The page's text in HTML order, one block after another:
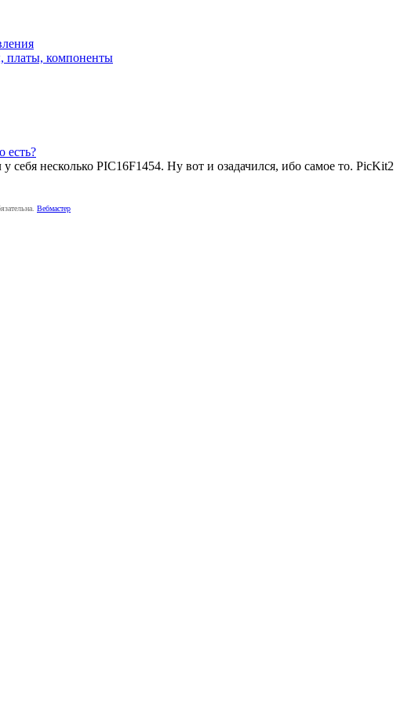
платы, компоненты
есть?
несколько PIC16F1454. Ну вот и озадачился, ибо самое то. PicKit2
Вебмастер